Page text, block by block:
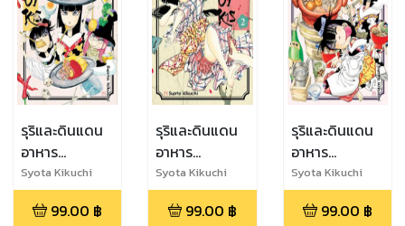
รุริและดินแดน
อาหาร
มหัศจรรย์ เล่ม
5
Syota Kikuchi
99.00 ฿
รุริและดินแดน
อาหาร
มหัศจรรย์ เล่ม
2
Syota Kikuchi
99.00 ฿
รุริและดินแดน
อาหาร
มหัศจรรย์ เล่ม
6
Syota Kikuchi
99.00 ฿